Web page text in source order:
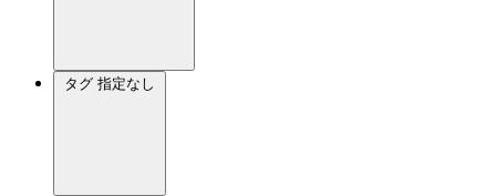
タグ 指定なし